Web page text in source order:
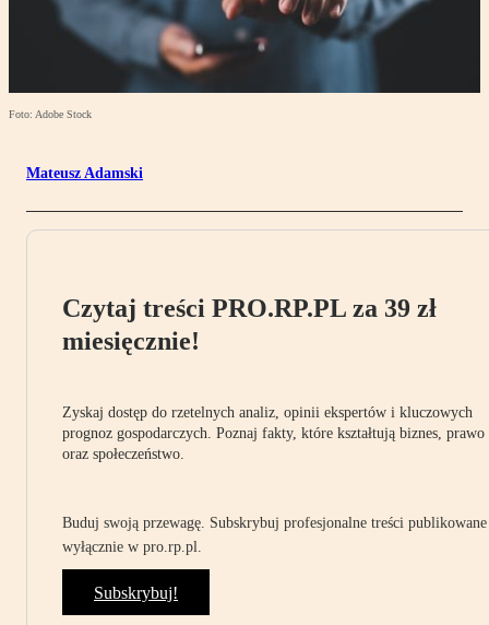
Foto: Adobe Stock
Mateusz Adamski
Czytaj treści PRO.RP.PL za 39 zł
miesięcznie!
Zyskaj dostęp do rzetelnych analiz, opinii ekspertów i kluczowych
prognoz gospodarczych. Poznaj fakty, które kształtują biznes, prawo
oraz społeczeństwo.
Buduj swoją przewagę. Subskrybuj profesjonalne treści publikowane
wyłącznie w pro.rp.pl.
Subskrybuj!